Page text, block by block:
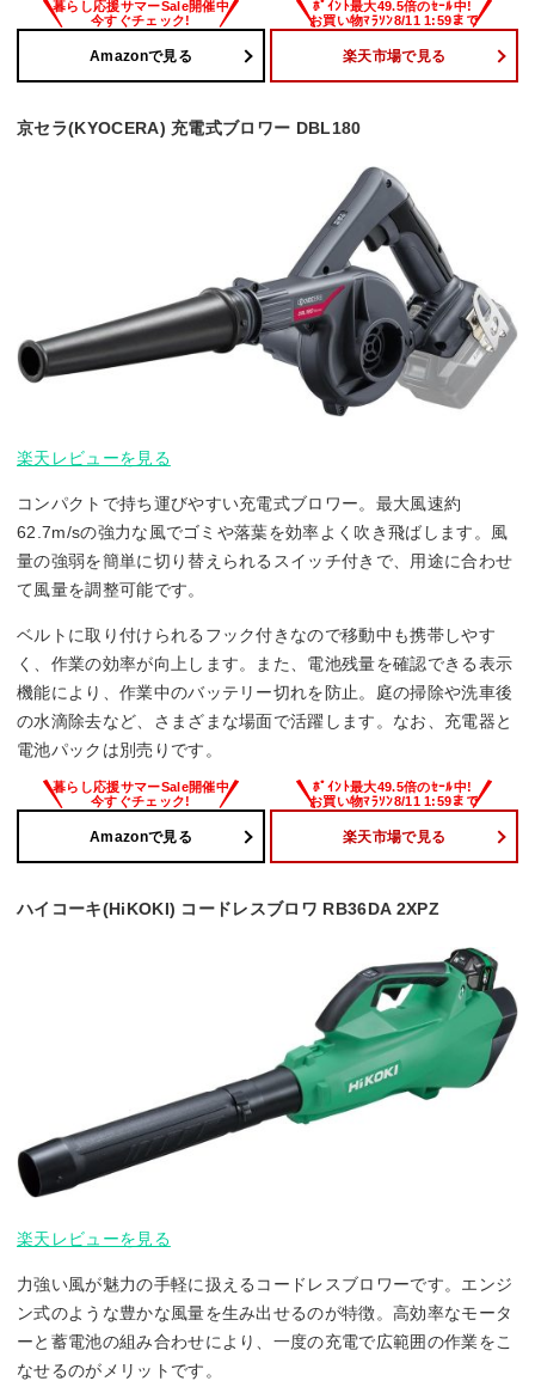
Amazonで見る 楽天市場で見る
京セラ(KYOCERA) 充電式ブロワー DBL180
楽天レビューを見る
コンパクトで持ち運びやすい充電式ブロワー。最大風速約
62.7m/sの強力な風でゴミや落葉を効率よく吹き飛ばします。風
量の強弱を簡単に切り替えられるスイッチ付きで、用途に合わせ
て風量を調整可能です。
ベルトに取り付けられるフック付きなので移動中も携帯しやす
く、作業の効率が向上します。また、電池残量を確認できる表示
機能により、作業中のバッテリー切れを防止。庭の掃除や洗車後
の水滴除去など、さまざまな場面で活躍します。なお、充電器と
電池パックは別売りです。
Amazonで見る 楽天市場で見る
ハイコーキ(HiKOKI) コードレスブロワ RB36DA 2XPZ
楽天レビューを見る
力強い風が魅力の手軽に扱えるコードレスブロワーです。エンジ
ン式のような豊かな風量を生み出せるのが特徴。高効率なモータ
ーと蓄電池の組み合わせにより、一度の充電で広範囲の作業をこ
なせるのがメリットです。